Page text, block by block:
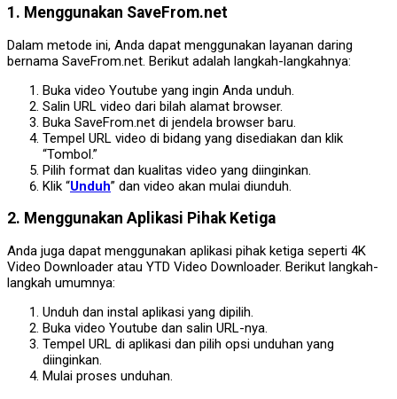
1. Menggunakan SaveFrom.net
Dalam metode ini, Anda dapat menggunakan layanan daring
bernama SaveFrom.net. Berikut adalah langkah-langkahnya:
Buka video Youtube yang ingin Anda unduh.
Salin URL video dari bilah alamat browser.
Buka SaveFrom.net di jendela browser baru.
Tempel URL video di bidang yang disediakan dan klik
“Tombol.”
Pilih format dan kualitas video yang diinginkan.
Klik “Unduh” dan video akan mulai diunduh.
2. Menggunakan Aplikasi Pihak Ketiga
Anda juga dapat menggunakan aplikasi pihak ketiga seperti 4K
Video Downloader atau YTD Video Downloader. Berikut langkah-
langkah umumnya:
Unduh dan instal aplikasi yang dipilih.
Buka video Youtube dan salin URL-nya.
Tempel URL di aplikasi dan pilih opsi unduhan yang
diinginkan.
Mulai proses unduhan.